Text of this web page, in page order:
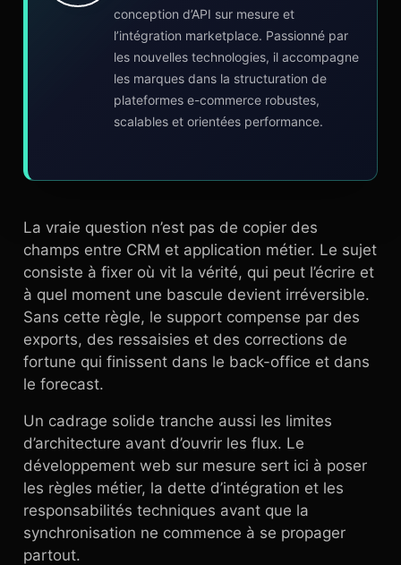
conception d’API sur mesure et
l’intégration marketplace. Passionné par
les nouvelles technologies, il accompagne
les marques dans la structuration de
plateformes e-commerce robustes,
scalables et orientées performance.
La vraie question n’est pas de copier des
champs entre CRM et application métier. Le sujet
consiste à fixer où vit la vérité, qui peut l’écrire et
à quel moment une bascule devient irréversible.
Sans cette règle, le support compense par des
exports, des ressaisies et des corrections de
fortune qui finissent dans le back-office et dans
le forecast.
Un cadrage solide tranche aussi les limites
d’architecture avant d’ouvrir les flux. Le
développement web sur mesure sert ici à poser
les règles métier, la dette d’intégration et les
responsabilités techniques avant que la
synchronisation ne commence à se propager
partout.